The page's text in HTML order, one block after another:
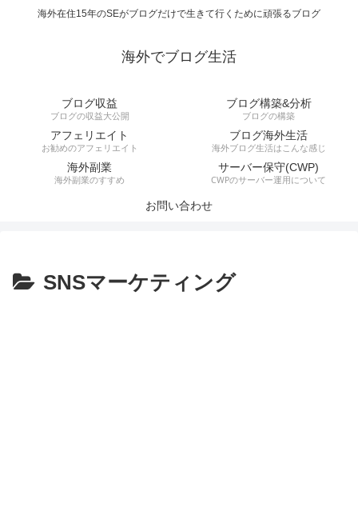
海外在住15年のSEがブログだけで生きて行くために頑張るブログ
海外でブログ生活
ブログ収益
ブログの収益大公開
ブログ構築&分析
ブログの構築
アフェリエイト
お勧めのアフェリエイト
ブログ海外生活
海外ブログ生活はこんな感じ
海外副業
海外副業のすすめ
サーバー保守(CWP)
CWPのサーバー運用について
お問い合わせ
SNSマーケティング